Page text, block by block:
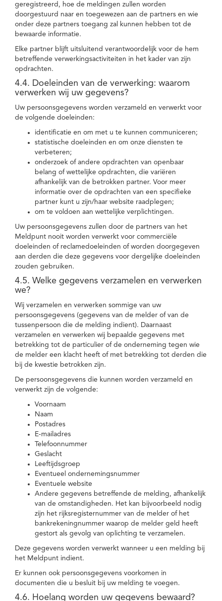
geregistreerd, hoe de meldingen zullen worden
doorgestuurd naar en toegewezen aan de partners en wie
onder deze partners toegang zal kunnen hebben tot de
bewaarde informatie.
Elke partner blijft uitsluitend verantwoordelijk voor de hem
betreffende verwerkingsactiviteiten in het kader van zijn
opdrachten.
4.4. Doeleinden van de verwerking: waarom
verwerken wij uw gegevens?
Uw persoonsgegevens worden verzameld en verwerkt voor
de volgende doeleinden:
identificatie en om met u te kunnen communiceren;
statistische doeleinden en om onze diensten te
verbeteren;
onderzoek of andere opdrachten van openbaar
belang of wettelijke opdrachten, die variëren
afhankelijk van de betrokken partner. Voor meer
informatie over de opdrachten van een specifieke
partner kunt u zijn/haar website raadplegen;
om te voldoen aan wettelijke verplichtingen.
Uw persoonsgegevens zullen door de partners van het
Meldpunt nooit worden verwerkt voor commerciële
doeleinden of reclamedoeleinden of worden doorgegeven
aan derden die deze gegevens voor dergelijke doeleinden
zouden gebruiken.
4.5. Welke gegevens verzamelen en verwerken
we?
Wij verzamelen en verwerken sommige van uw
persoonsgegevens (gegevens van de melder of van de
tussenpersoon die de melding indient). Daarnaast
verzamelen en verwerken wij bepaalde gegevens met
betrekking tot de particulier of de onderneming tegen wie
de melder een klacht heeft of met betrekking tot derden die
bij de kwestie betrokken zijn.
De persoonsgegevens die kunnen worden verzameld en
verwerkt zijn de volgende:
Voornaam
Naam
Postadres
E-mailadres
Telefoonnummer
Geslacht
Leeftijdsgroep
Eventueel ondernemingsnummer
Eventuele website
Andere gegevens betreffende de melding, afhankelijk
van de omstandigheden. Het kan bijvoorbeeld nodig
zijn het rijksregisternummer van de melder of het
bankrekeningnummer waarop de melder geld heeft
gestort als gevolg van oplichting te verzamelen.
Deze gegevens worden verwerkt wanneer u een melding bij
het Meldpunt indient.
Er kunnen ook persoonsgegevens voorkomen in
documenten die u besluit bij uw melding te voegen.
4.6. Hoelang worden uw gegevens bewaard?